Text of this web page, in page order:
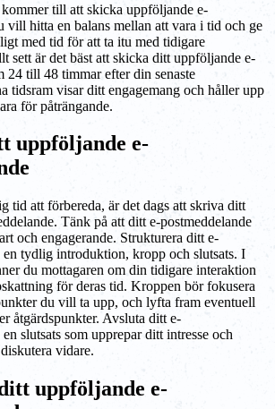
till att skicka uppföljande e-
vill hitta en balans mellan att vara i tid och ge
med tid för att ta itu med tidigare
sett är det bäst att skicka ditt uppföljande e-
24 till 48 timmar efter din senaste
tidsram visar ditt engagemang och håller upp
för påträngande.
uppföljande e-
tid att förbereda, är det dags att skriva ditt
Tänk på att ditt e-postmeddelande
och engagerande. Strukturera ditt e-
en tydlig introduktion, kropp och slutsats. I
du mottagaren om din tidigare interaktion
för deras tid. Kroppen bör fokusera
du vill ta upp, och lyfta fram eventuell
åtgärdspunkter. Avsluta ditt e-
slutsats som upprepar ditt intresse och
vidare.
uppföljande e-